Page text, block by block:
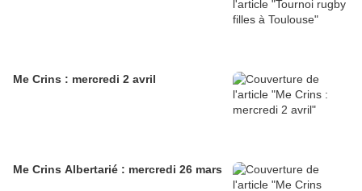
Me Crins : mercredi 2 avril
Me Crins Albertarié : mercredi 26 mars